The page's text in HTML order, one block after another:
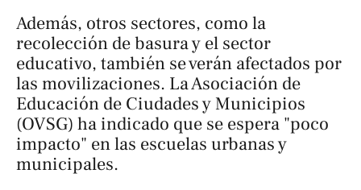
Además, otros sectores, como la
recolección de basura y el sector
educativo, también se verán afectados por
las movilizaciones. La Asociación de
Educación de Ciudades y Municipios
(OVSG) ha indicado que se espera "poco
impacto" en las escuelas urbanas y
municipales.